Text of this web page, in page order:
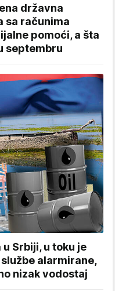
državna
sa računima
pomoći, a šta
septembru
Srbiji, u toku je
alarmirane,
nizak vodostaj